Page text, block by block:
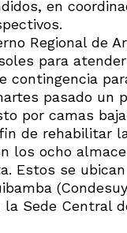
en
Regional de
para
contingencia
pasado un
por camas
de rehabilitar
los ocho
Estos se
la Sede Central